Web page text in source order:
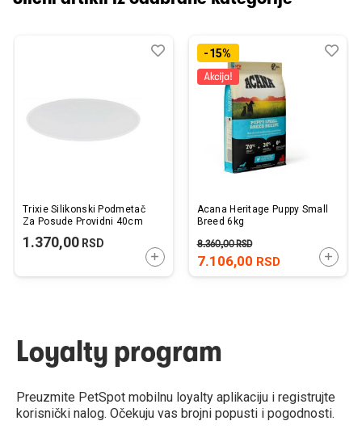
Trixie Silikonski Podmetač
Za Posude Providni 40cm
1.370,00 RSD
DODAJTE U KORPU
Dodaj
Uporedi-15%
Acana Heritage Puppy Small
Breed 6kg
7.106,00 RSD
8.360,00RSD
Loyalty program
Preuzmite PetSpot mobilnu loyalty aplikaciju i registrujte
korisnički nalog. Očekuju vas brojni popusti i pogodnosti.